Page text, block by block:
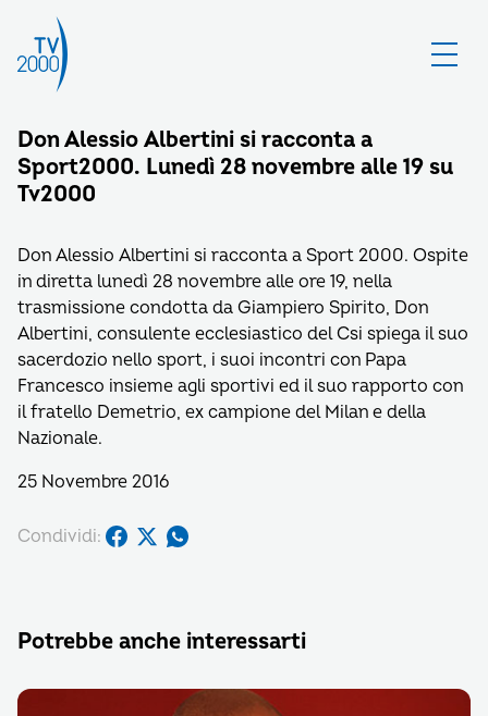
Don Alessio Albertini si racconta a
Sport2000. Lunedì 28 novembre alle 19 su
Tv2000
Don Alessio Albertini si racconta a Sport 2000. Ospite
in diretta lunedì 28 novembre alle ore 19, nella
trasmissione condotta da Giampiero Spirito, Don
Albertini, consulente ecclesiastico del Csi spiega il suo
sacerdozio nello sport, i suoi incontri con Papa
Francesco insieme agli sportivi ed il suo rapporto con
il fratello Demetrio, ex campione del Milan e della
Nazionale.
25 Novembre 2016
Condividi:
Potrebbe anche interessarti